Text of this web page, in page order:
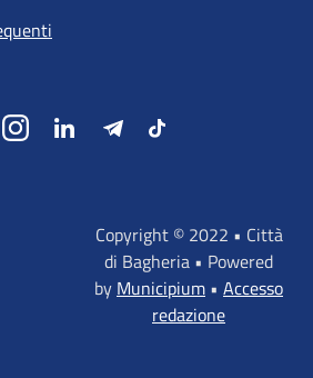
InstagramLinkedIn TelegramTiktok
Copyright © 2022 • Città
di Bagheria • Powered
by Municipium • Accesso
redazione